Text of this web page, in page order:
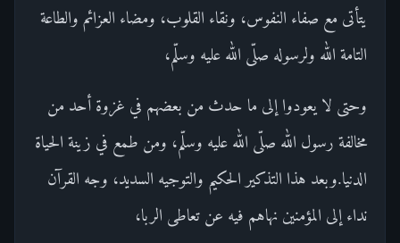
يتأتى مع صفاء النفوس، ونقاء القلوب، ومضاء العزائم والطاعة
التامة الله ولرسوله صلّى الله عليه وسلّم،
وحتى لا يعودوا إلى ما حدث من بعضهم في غزوة أحد من
مخالفة رسول الله صلّى الله عليه وسلّم، ومن طمع في زينة الحياة
الدنيا.وبعد هذا التذكير الحكيم والتوجيه السديد، وجه القرآن
نداء إلى المؤمنين نهاهم فيه عن تعاطى الربا،